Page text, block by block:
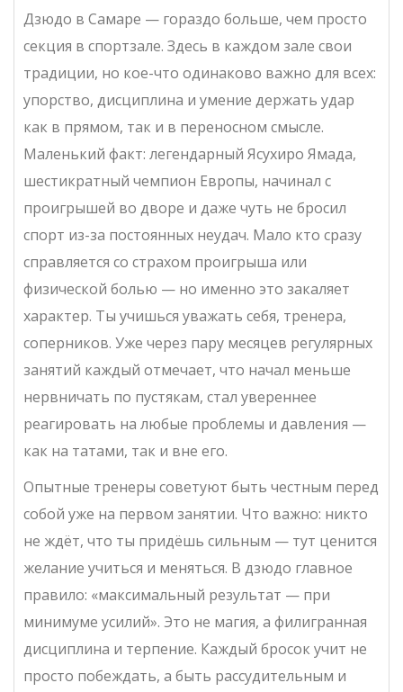
Дзюдо в Самаре — гораздо больше, чем просто
секция в спортзале. Здесь в каждом зале свои
традиции, но кое-что одинаково важно для всех:
упорство, дисциплина и умение держать удар
как в прямом, так и в переносном смысле.
Маленький факт: легендарный Ясухиро Ямада,
шестикратный чемпион Европы, начинал с
проигрышей во дворе и даже чуть не бросил
спорт из-за постоянных неудач. Мало кто сразу
справляется со страхом проигрыша или
физической болью — но именно это закаляет
характер. Ты учишься уважать себя, тренера,
соперников. Уже через пару месяцев регулярных
занятий каждый отмечает, что начал меньше
нервничать по пустякам, стал увереннее
реагировать на любые проблемы и давления —
как на татами, так и вне его.
Опытные тренеры советуют быть честным перед
собой уже на первом занятии. Что важно: никто
не ждёт, что ты придёшь сильным — тут ценится
желание учиться и меняться. В дзюдо главное
правило: «максимальный результат — при
минимуме усилий». Это не магия, а филигранная
дисциплина и терпение. Каждый бросок учит не
просто побеждать, а быть рассудительным и